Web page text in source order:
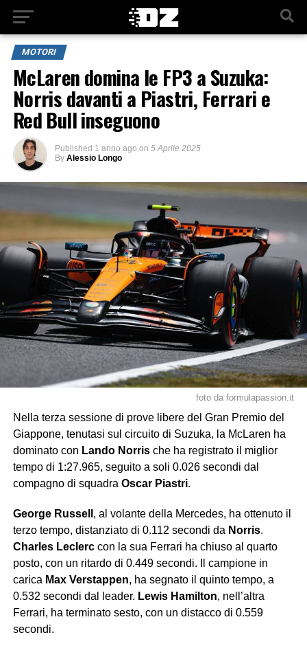
MOTORI
McLaren domina le FP3 a Suzuka:
Norris davanti a Piastri, Ferrari e
Red Bull inseguono
Published 1 anno ago on 5 Aprile 2025
By Alessio Longo
foto da formulapassion.it
Nella terza sessione di prove libere del Gran Premio del
Giappone, tenutasi sul circuito di Suzuka, la McLaren ha
dominato con Lando Norrische ha registrato il miglior
tempo di 1:27.965, seguito a soli 0.026 secondi dal
compagno di squadra Oscar Piastri.
George Russell , al volante della Mercedes, ha ottenuto il
terzo tempo, distanziato di 0.112 secondi da Norris.
Charles Leclerccon la sua Ferrari ha chiuso al quarto
posto, con un ritardo di 0.449 secondi. Il campione in
carica Max Verstappen, ha segnato il quinto tempo, a
0.532 secondi dal leader. Lewis Hamilton, nell’altra
Ferrari, ha terminato sesto, con un distacco di 0.559
secondi.